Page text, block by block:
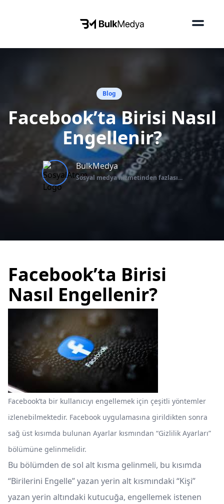
Blog
Facebook’ta Birisi Nasıl
Engellenir?
BulkMedya
Sosyal medya hizmetinden fazlası...
Facebook’ta Birisi
Nasıl Engellenir?
Facebook’ta bir kullanıcıyı engellemek için çeşitli yöntemler
izlenebilmektedir. Facebook uygulamasına girildikten sonra
sağ üst kısımda bulunan Ayarlar kısmından “Gizlilik Ayarları”
bölümüne gelinmelidir.
Bu bölümden de sol alt kısma gelinmeli, bu kısımda
“Birilerini Engelle” yazan yerin alt kısmındaki “Kişi”
yazan yerin altındaki kutucuğa, engellemek istenen